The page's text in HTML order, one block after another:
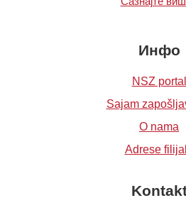
Инфо
NSZ portal
Sajam
O nama
Adrese